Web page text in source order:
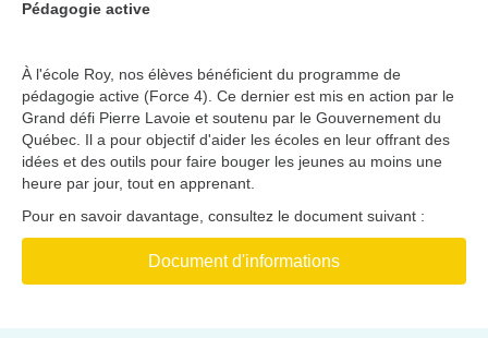
Pédagogie active
À l'école Roy, nos élèves bénéficient du programme de
pédagogie active (Force 4). Ce dernier est mis en action par le
Grand défi Pierre Lavoie et soutenu par le Gouvernement du
Québec. Il a pour objectif d'aider les écoles en leur offrant des
idées et des outils pour faire bouger les jeunes au moins une
heure par jour, tout en apprenant.
Pour en savoir davantage, consultez le document suivant :
Document d'informations